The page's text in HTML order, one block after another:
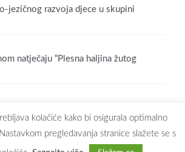
jezičnog razvoja djece u skupini
natječaju “Plesna haljina žutog
kolačiće kako bi osigurala optimalno
pregledavanja stranice slažete se s